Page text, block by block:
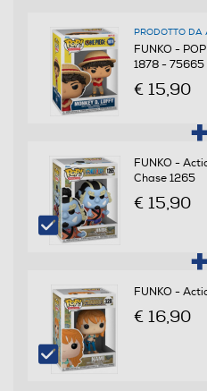
PRODOTTO DA
FUNKO -
1878 - 75665
€ 15,90
FUNKO -
Chase 1265
€ 15,90
FUNKO -
€ 16,90